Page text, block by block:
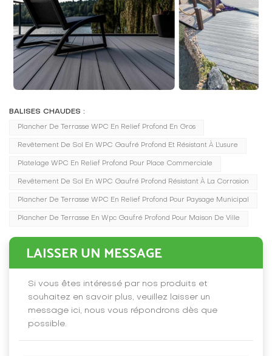
BALISES CHAUDES :
Plancher De Terrasse WPC En Relief Profond En Gros
Revêtement De Sol En WPC Gaufré Profond Et Résistant À L'usure
Platelage WPC En Relief Profond Pour Place Commerciale
Revêtement De Sol En WPC Gaufré Profond Résistant À La Corrosion
Plancher De Terrasse WPC En Relief Profond Pour Paysage Municipal
Plancher De Terrasse En Wpc Gaufré Profond Pour Maison De Ville
LAISSER UN MESSAGE
Si vous êtes intéressé par nos produits et
souhaitez en savoir plus, veuillez laisser un
message ici, nous vous répondrons dès que
possible.